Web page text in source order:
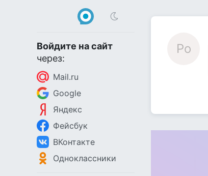
Войдите на сайт
через:
Mail.ru
Google
Яндекс
Фейсбук
ВКонтакте
Одноклассники
Ро